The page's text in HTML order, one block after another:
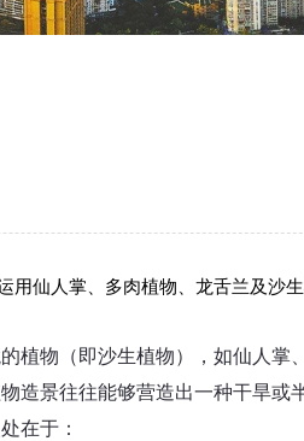
用仙人掌、多肉植物、龙舌兰及
植物（即沙生植物），如仙人
造景往往能够营造出一种干旱或
在于：